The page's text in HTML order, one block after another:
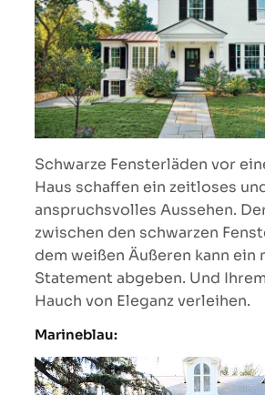
Schwarze Fensterläden vor
Haus schaffen ein zeitloses
anspruchsvolles Aussehen.
zwischen den schwarzen
dem weißen Äußeren kann ein
Statement abgeben. Und
Hauch von Eleganz verleihen.
Marineblau: